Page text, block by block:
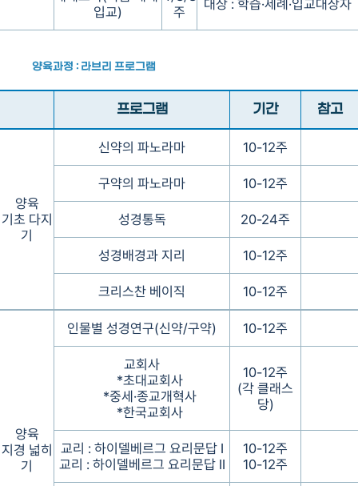
입교)
주
대상 : 학습·세례·입교대상자
양육과정 : 라브리 프로그램
프로그램 기간 참고
양육
기초 다지
기
신약의 파노라마 10-12주
구약의 파노라마 10-12주
성경통독 20-24주
성경배경과 지리 10-12주
크리스찬 베이직 10-12주
양육
지경 넓히
기
인물별 성경연구(신약/구약) 10-12주
교회사
*초대교회사
*중세·종교개혁사
*한국교회사
10-12주
(각 클래스
당)
교리 : 하이델베르그 요리문답 I
교리 : 하이델베르그 요리문답 II
10-12주
10-12주